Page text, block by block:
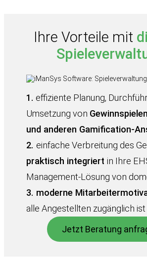
Ihre Vorteile mit
1. effiziente Planung,
Umsetzung von
und anderen Gamification-
2. einfache Verbreitung des
praktisch integriert in Ihre
Management-Lösung von
3. moderne
alle Angestellten zugänglich ist
Jetzt Beratung